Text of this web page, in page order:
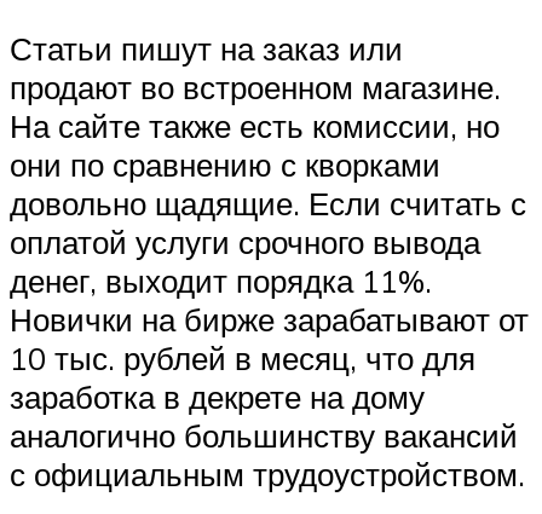
Статьи пишут на заказ или
продают во встроенном магазине.
На сайте также есть комиссии, но
они по сравнению с кворками
довольно щадящие. Если считать с
оплатой услуги срочного вывода
денег, выходит порядка 11%.
Новички на бирже зарабатывают от
10 тыс. рублей в месяц, что для
заработка в декрете на дому
аналогично большинству вакансий
с официальным трудоустройством.